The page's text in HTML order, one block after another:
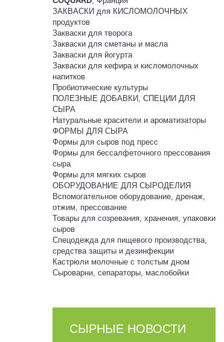
ЗАКВАСКИ для КИСЛОМОЛОЧНЫХ
продуктов
Закваски для творога
Закваски для сметаны и масла
Закваски для йогурта
Закваски для кефира и кисломолочных
напитков
Пробиотические культуры
ПОЛЕЗНЫЕ ДОБАВКИ, СПЕЦИИ ДЛЯ
СЫРА
Натуральные красители и ароматизаторы
ФОРМЫ ДЛЯ СЫРА
Формы для сыров под пресс
Формы для бессалфеточного прессования
сыра
Формы для мягких сыров
ОБОРУДОВАНИЕ ДЛЯ СЫРОДЕЛИЯ
Вспомогательное оборудование, дренаж,
отжим, прессование
Товары для созревания, хранения, упаковки
сыров
Спецодежда для пищевого производства,
средства защиты и дезинфекции
Кастрюли молочные с толстым дном
Сыроварни, сепараторы, маслобойки
СЫРНЫЕ НОВОСТИ